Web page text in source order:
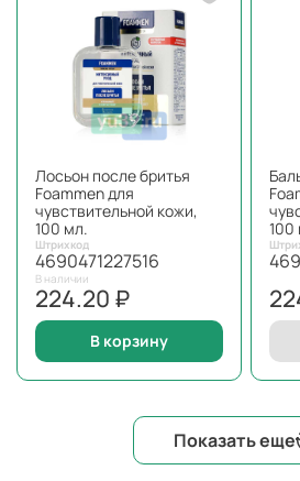
Лосьон после бритья
Foammen для
чувствительной кожи,
100 мл.
Штрихкод
4690471227516
В наличии
224.20 ₽
В корзину
100
Показать еще